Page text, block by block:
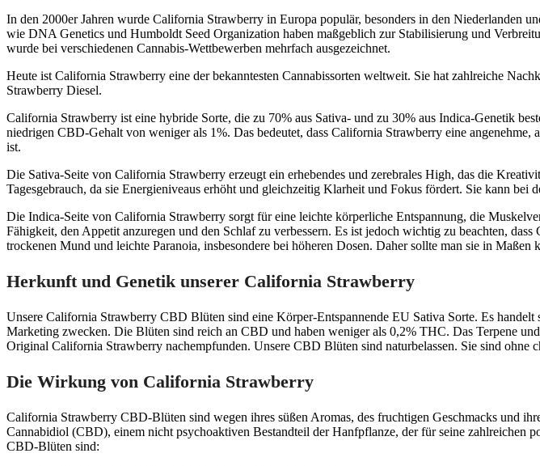
In den 2000er Jahren wurde California Strawberry in Europa populär, besonders in den Niederlanden
wie DNA Genetics und Humboldt Seed Organization haben maßgeblich zur Stabilisierung und
wurde bei verschiedenen Cannabis-Wettbewerben mehrfach ausgezeichnet.
Heute ist California Strawberry eine der bekanntesten Cannabissorten weltweit. Sie hat zahlreiche
Strawberry Diesel.
California Strawberry ist eine hybride Sorte, die zu 70% aus Sativa- und zu 30% aus Indica-Genetik
niedrigen CBD-Gehalt von weniger als 1%. Das bedeutet, dass California Strawberry eine
ist.
Die Sativa-Seite von California Strawberry erzeugt ein erhebendes und zerebrales High, das die
Tagesgebrauch, da sie Energieniveaus erhöht und gleichzeitig Klarheit und Fokus fördert. Sie kann bei
Die Indica-Seite von California Strawberry sorgt für eine leichte körperliche Entspannung, die
Fähigkeit, den Appetit anzuregen und den Schlaf zu verbessern. Es ist jedoch wichtig zu beachten,
trockenen Mund und leichte Paranoia, insbesondere bei höheren Dosen. Daher sollte man sie in Maßen
Herkunft und Genetik unserer California Strawberry
Unsere California Strawberry CBD Blüten sind eine Körper-Entspannende EU Sativa Sorte. Es
Marketing zwecken. Die Blüten sind reich an CBD und haben weniger als 0,2% THC. Das Terpene
Original California Strawberry nachempfunden. Unsere CBD Blüten sind naturbelassen. Sie sind ohne
Die Wirkung von California Strawberry
California Strawberry CBD-Blüten sind wegen ihres süßen Aromas, des fruchtigen Geschmacks und
Cannabidiol (CBD), einem nicht psychoaktiven Bestandteil der Hanfpflanze, der für seine zahlreichen
CBD-Blüten sind: